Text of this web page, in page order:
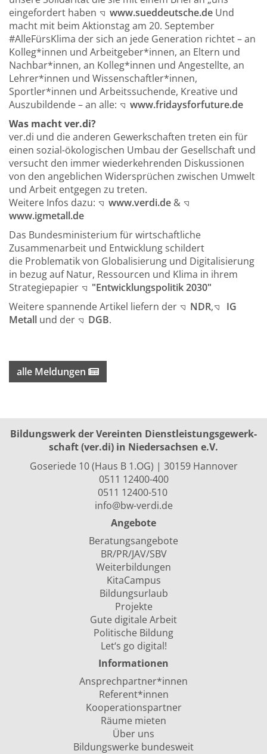
eingefordert haben
www.sueddeutsche.deUnd
macht mit beim Aktionstag am 20. September
#AlleFürsKlima der sich an jede Generation richtet – an
Kolleg*innen und Arbeitgeber*innen, an Eltern und
Nachbar*innen, an Kolleg*innen und Angestellte, an
Lehrer*innen und Wissenschaftler*innen,
Sportler*innen und Arbeitssuchende, Kreative und
Auszubildende – an alle:
www.fridaysforfuture.de
Was macht ver.di?
ver.di und die anderen Gewerkschaften treten ein für
einen sozial-ökologischen Umbau der Gesellschaft und
versucht den immer wiederkehrenden Diskussionen
von den angeblichen Widersprüchen zwischen Umwelt
und Arbeit entgegen zu treten.
Weitere Infos dazu:
www.verdi.de&
www.igmetall.de
Das Bundesministerium für wirtschaftliche
Zusammenarbeit und Entwicklung schildert
die Problematik von Globalisierung und Digitalisierung
in bezug auf Natur, Ressourcen und Klima in ihrem
Strategiepapier
"Entwicklungspolitik 2030"
Weitere spannende Artikel liefern der
NDR,
IG
Metall und der DGB.
alle Meldungen
Bildungswerk der Vereinten Dienst­leis­tungs­ge­werk­
schaft (ver.di) in Niedersachsen e.V.
Goseriede 10 (Haus B 1.OG) | 30159 Hannover
0511 12400-400
0511 12400-510
info@bw-verdi.de
Angebote
Beratungsangebote
BR/PR/JAV/SBV
Weiterbildungen
KitaCampus
Bildungsurlaub
Projekte
Gute digitale Arbeit
Politische Bildung
Let‘s go digital!
Informationen
Ansprechpartner*innen
Referent*innen
Kooperationspartner
Räume mieten
Über uns
Bildungswerke bundesweit